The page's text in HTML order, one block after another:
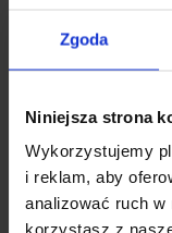
Zgoda
Niniejsza strona
Wykorzystujemy
i reklam, aby
analizować ruch
korzystasz z
handcrème